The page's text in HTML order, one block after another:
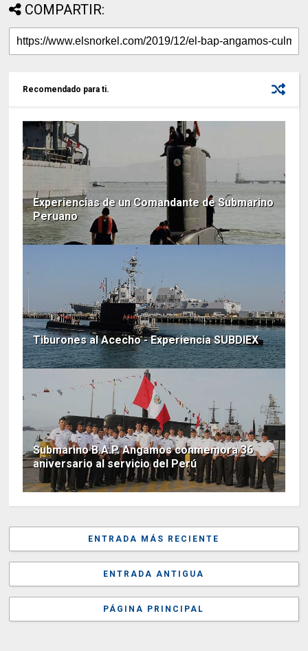
COMPARTIR:
Recomendado para ti.
Experiencias de un Comandante de Submarino
Peruano
Tiburones al Acecho - Experiencia SUBDIEX
Submarino B.A.P. Angamos conmemora 36
aniversario al servicio del Perú
ENTRADA MÁS RECIENTE
ENTRADA ANTIGUA
PÁGINA PRINCIPAL